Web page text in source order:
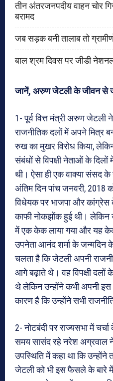
तीन अंतरजनपदीय वाहन चोर
बरामद
जब सड़क बनी तालाब तो
बाल श्रम दिवस पर जीडी
जानें, अरुण जेटली के जीवन से
1- पूर्व वित्त मंत्री अरुण
राजनीतिक दलों में अपने मित्र
रुख का मुखर विरोध किया,
संबंधों से विपक्षी नेताओं के
थी। ऐसा ही एक वाक्या संसद
अंतिम दिन पांच जनवरी, 2018
विधेयक पर भाजपा और कांग्रेस
काफी नोकझोंक हुई थी।
में एक केक लाया गया और यह
उपनेता आनंद शर्मा के जन्मदिन
चलता है कि जेटली अपनी
आगे बढ़ाते थे। वह विपक्षी दलों
थे लेकिन उन्होंने कभी अपनी इस
कारण है कि उन्होंने सभी
2- नोटबंदी पर राज्यसभा में
समय सासंद रहे नरेश अग्रवाल ने
उपस्थिति में कहा था कि उन्होंने
जेटली को भी इस फैसले के बारे में